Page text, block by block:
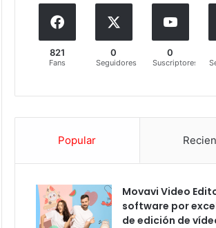
821
Fans
0
Seguidores
0
Suscriptores
Popular
Movavi Video
software por
de edición de